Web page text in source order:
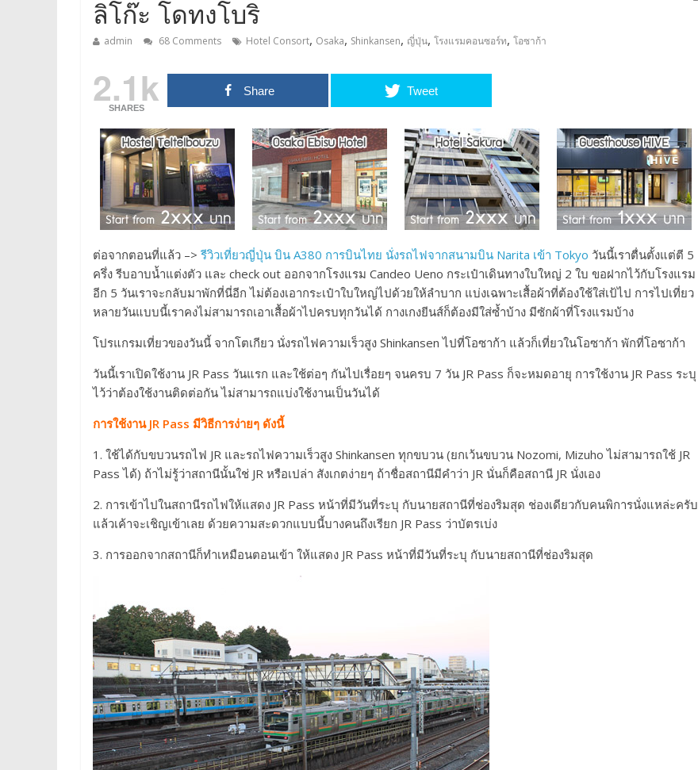
ลิโก๊ะ โดทงโบริ
admin 68 Comments Hotel Consort, Osaka, Shinkansen, ญี่ปุ่น, โรงแรมคอนซอร์ท, โอซาก้า
2.1k
SHARES
Share Tweet
ต่อจากตอนที่แล้ว –> รีวิวเที่ยวญี่ปุ่น บิน A380 การบินไทย นั่งรถไฟจากสนามบิน Narita เข้า Tokyo วันนี้เราตื่นตั้งแต่ตี 5
ครึ่ง รีบอาบน้ำแต่งตัว และ check out ออกจากโรงแรม Candeo Ueno กระเป๋าเดินทางใบใหญ่ 2 ใบ ขอฝากไว้กับโรงแรม
อีก 5 วันเราจะกลับมาพักที่นี่อีก ไม่ต้องเอากระเป๋าใบใหญ่ไปด้วยให้ลำบาก แบ่งเฉพาะเสื้อผ้าที่ต้องใช้ใส่เป้ไป การไปเที่ยว
หลายวันแบบนี้เราคงไม่สามารถเอาเสื้อผ้าไปครบทุกวันได้ กางเกงยีนส์ก็ต้องมีใส่ซ้ำบ้าง มีซักผ้าที่โรงแรมบ้าง
โปรแกรมเที่ยวของวันนี้ จากโตเกียว นั่งรถไฟความเร็วสูง Shinkansen ไปที่โอซาก้า แล้วก็เที่ยวในโอซาก้า พักที่โอซาก้า
วันนี้เราเปิดใช้งาน JR Pass วันแรก และใช้ต่อๆ กันไปเรื่อยๆ จนครบ 7 วัน JR Pass ก็จะหมดอายุ การใช้งาน JR Pass ระบุ
ไว้ว่าต้องใช้งานติดต่อกัน ไม่สามารถแบ่งใช้งานเป็นวันได้
การใช้งาน JR Pass มีวิธีการง่ายๆ ดังนี้
1. ใช้ได้กับขบวนรถไฟ JR และรถไฟความเร็วสูง Shinkansen ทุกขบวน (ยกเว้นขบวน Nozomi, Mizuho ไม่สามารถใช้ JR
Pass ได้) ถ้าไม่รู้ว่าสถานีนั้นใช่ JR หรือเปล่า สังเกตง่ายๆ ถ้าชื่อสถานีมีคำว่า JR นั่นก็คือสถานี JR นั่งเอง
2. การเข้าไปในสถานีรถไฟให้แสดง JR Pass หน้าที่มีวันที่ระบุ กับนายสถานีที่ช่องริมสุด ช่องเดียวกับคนพิการนั่งแหล่ะครับ
แล้วเค้าจะเชิญเข้าเลย ด้วยความสะดวกแบบนี้บางคนถึงเรียก JR Pass ว่าบัตรเบ่ง
3. การออกจากสถานีก็ทำเหมือนตอนเข้า ให้แสดง JR Pass หน้าที่มีวันที่ระบุ กับนายสถานีที่ช่องริมสุด